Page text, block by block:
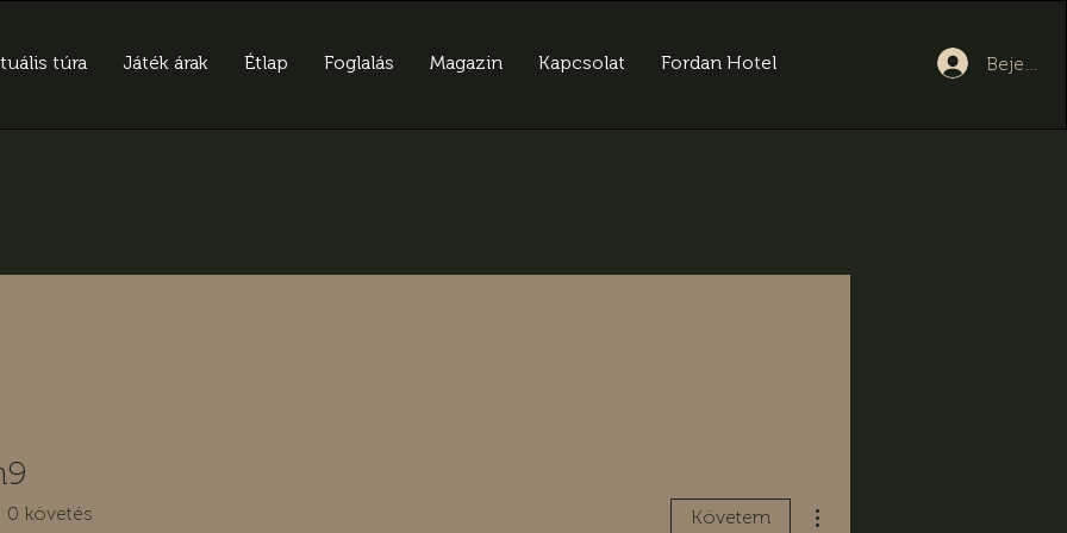
túra Játék árak Étlap Foglalás Magazin Kapcsolat Fordan Hotel
0 követés Követem